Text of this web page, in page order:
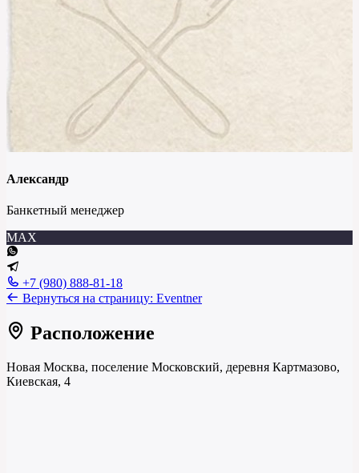
Александр
Банкетный менеджер
MAX
+7 (980) 888-81-18
Вернуться на страницу: Eventner
Расположение
Новая Москва, поселение Московский, деревня Картмазово,
Киевская, 4